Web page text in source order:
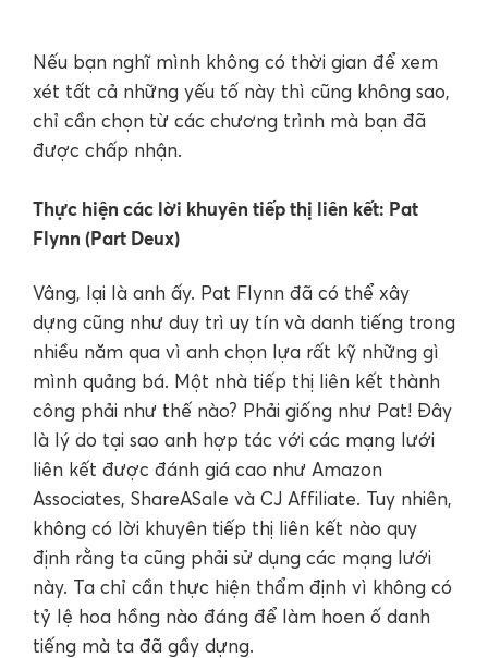
Nếu bạn nghĩ mình không có thời gian để xem
xét tất cả những yếu tố này thì cũng không sao,
chỉ cần chọn từ các chương trình mà bạn đã
được chấp nhận.
Thực hiện các lời khuyên tiếp thị liên kết: Pat
Flynn (Part Deux)
Vâng, lại là anh ấy. Pat Flynn đã có thể xây
dựng cũng như duy trì uy tín và danh tiếng trong
nhiều năm qua vì anh chọn lựa rất kỹ những gì
mình quảng bá. Một nhà tiếp thị liên kết thành
công phải như thế nào? Phải giống như Pat! Đây
là lý do tại sao anh hợp tác với các mạng lưới
liên kết được đánh giá cao như Amazon
Associates, ShareASale và CJ Affiliate. Tuy nhiên,
không có lời khuyên tiếp thị liên kết nào quy
định rằng ta cũng phải sử dụng các mạng lưới
này. Ta chỉ cần thực hiện thẩm định vì không có
tỷ lệ hoa hồng nào đáng để làm hoen ố danh
tiếng mà ta đã gầy dựng.